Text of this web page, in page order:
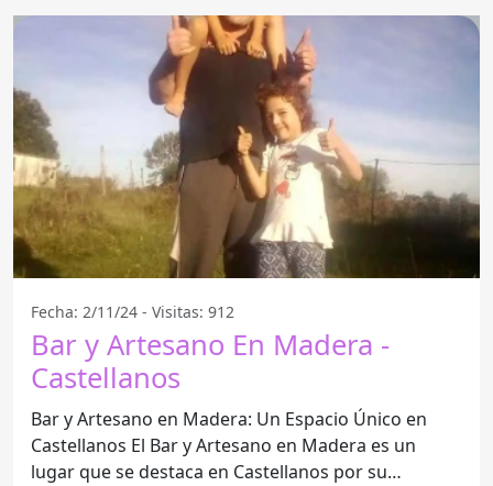
Fecha: 2/11/24 - Visitas: 912
Bar y Artesano En Madera -
Castellanos
Bar y Artesano en Madera: Un Espacio Único en
Castellanos El Bar y Artesano en Madera es un
lugar que se destaca en Castellanos por su